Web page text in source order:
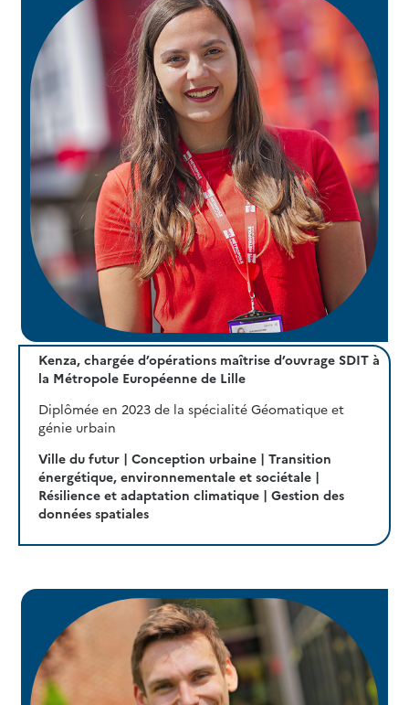
Kenza, chargée d’opérations maîtrise d’ouvrage SDIT à
la Métropole Européenne de Lille
Diplômée en 2023 de la spécialité Géomatique et
génie urbain
Ville du futur | Conception urbaine | Transition
énergétique, environnementale et sociétale |
Résilience et adaptation climatique | Gestion des
données spatiales